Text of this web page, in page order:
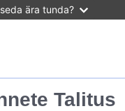
ära tunda?
Talitus